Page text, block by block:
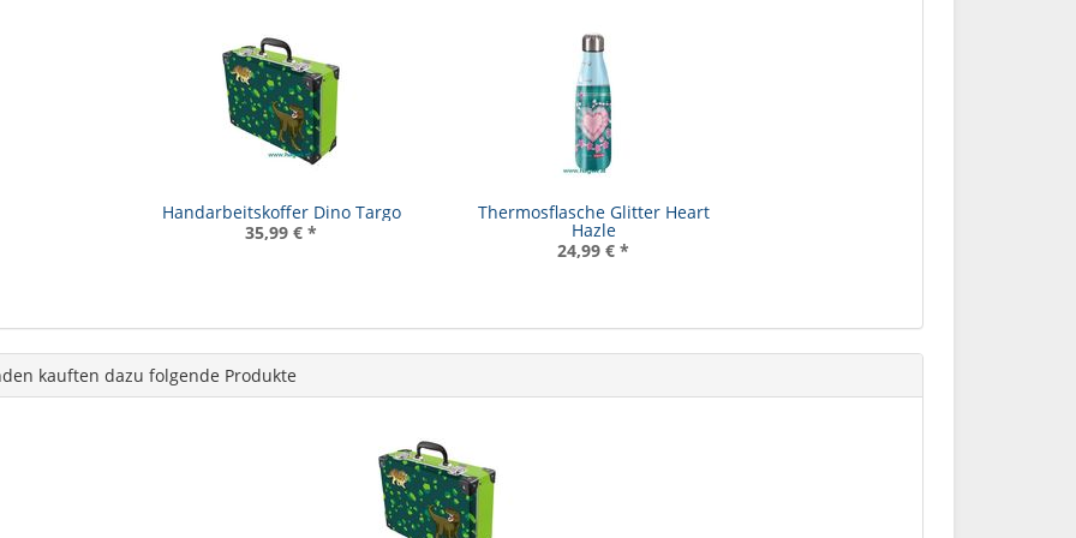
Handarbeitskoffer Dino Targo
35,99 € *
Thermosflasche Glitter Heart
Hazle
24,99 € *
kauften dazu folgende Produkte